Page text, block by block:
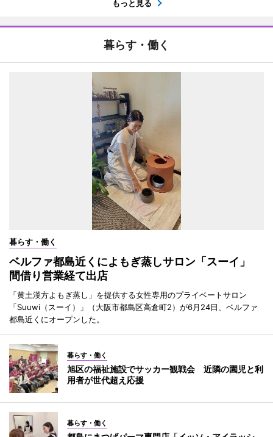
もっと見る
暮らす・働く
暮らす・働く
ベルファ都島近くによもぎ蒸しサロン「スーイ」
間借り営業経て出店
「黄土漢方よもぎ蒸し」を提供する女性専用のプライベートサロン
「Suuwi（スーイ）」（大阪市都島区高倉町2）が6月24日、ベルファ
都島近くにオープンした。
暮らす・働く
旭区の福祉施設でサッカー観戦会 近隣の園児と利
用者が世代超え応援
暮らす・働く